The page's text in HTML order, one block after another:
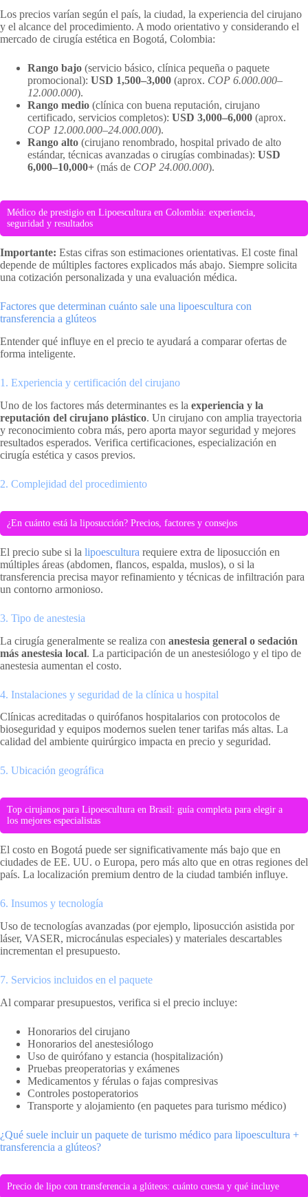
Los precios varían según el país, la ciudad, la experiencia del cirujano
y el alcance del procedimiento. A modo orientativo y considerando el
mercado de cirugía estética en Bogotá, Colombia:
Rango bajo (servicio básico, clínica pequeña o paquete
promocional): USD 1,500–3,000 (aprox. COP 6.000.000–
12.000.000).
Rango medio (clínica con buena reputación, cirujano
certificado, servicios completos): USD 3,000–6,000 (aprox.
COP 12.000.000–24.000.000).
Rango alto (cirujano renombrado, hospital privado de alto
estándar, técnicas avanzadas o cirugías combinadas): USD
6,000–10,000+ (más de COP 24.000.000).
Médico de prestigio en Lipoescultura en Colombia: experiencia,
seguridad y resultados
Importante: Estas cifras son estimaciones orientativas. El coste final
depende de múltiples factores explicados más abajo. Siempre solicita
una cotización personalizada y una evaluación médica.
Factores que determinan cuánto sale una lipoescultura con
transferencia a glúteos
Entender qué influye en el precio te ayudará a comparar ofertas de
forma inteligente.
1. Experiencia y certificación del cirujano
Uno de los factores más determinantes es la experiencia y la
reputación del cirujano plástico. Un cirujano con amplia trayectoria
y reconocimiento cobra más, pero aporta mayor seguridad y mejores
resultados esperados. Verifica certificaciones, especialización en
cirugía estética y casos previos.
2. Complejidad del procedimiento
¿En cuánto está la liposucción? Precios, factores y consejos
El precio sube si la lipoescultura requiere extra de liposucción en
múltiples áreas (abdomen, flancos, espalda, muslos), o si la
transferencia precisa mayor refinamiento y técnicas de infiltración para
un contorno armonioso.
3. Tipo de anestesia
La cirugía generalmente se realiza con anestesia general o sedación
más anestesia local. La participación de un anestesiólogo y el tipo de
anestesia aumentan el costo.
4. Instalaciones y seguridad de la clínica u hospital
Clínicas acreditadas o quirófanos hospitalarios con protocolos de
bioseguridad y equipos modernos suelen tener tarifas más altas. La
calidad del ambiente quirúrgico impacta en precio y seguridad.
5. Ubicación geográfica
Top cirujanos para Lipoescultura en Brasil: guía completa para elegir a
los mejores especialistas
El costo en Bogotá puede ser significativamente más bajo que en
ciudades de EE. UU. o Europa, pero más alto que en otras regiones del
país. La localización premium dentro de la ciudad también influye.
6. Insumos y tecnología
Uso de tecnologías avanzadas (por ejemplo, liposucción asistida por
láser, VASER, microcánulas especiales) y materiales descartables
incrementan el presupuesto.
7. Servicios incluidos en el paquete
Al comparar presupuestos, verifica si el precio incluye:
Honorarios del cirujano
Honorarios del anestesiólogo
Uso de quirófano y estancia (hospitalización)
Pruebas preoperatorias y exámenes
Medicamentos y férulas o fajas compresivas
Controles postoperatorios
Transporte y alojamiento (en paquetes para turismo médico)
¿Qué suele incluir un paquete de turismo médico para lipoescultura +
transferencia a glúteos?
Precio de lipo con transferencia a glúteos: cuánto cuesta y qué incluye